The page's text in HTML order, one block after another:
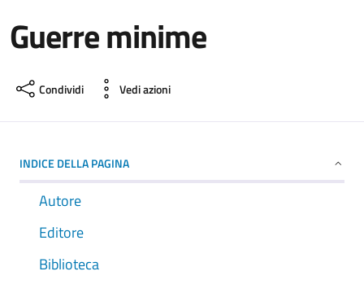
Guerre minime
Condividi Vedi azioni
INDICE DELLA PAGINA
Autore
Editore
Biblioteca